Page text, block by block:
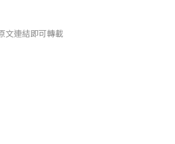
文連結即可轉載